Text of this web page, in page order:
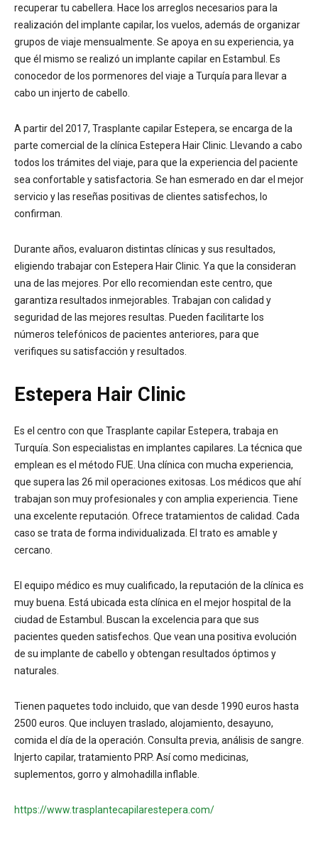
recuperar tu cabellera. Hace los arreglos necesarios para la
realización del implante capilar, los vuelos, además de organizar
grupos de viaje mensualmente. Se apoya en su experiencia, ya
que él mismo se realizó un implante capilar en Estambul. Es
conocedor de los pormenores del viaje a Turquía para llevar a
cabo un injerto de cabello.
A partir del 2017, Trasplante capilar Estepera, se encarga de la
parte comercial de la clínica Estepera Hair Clinic. Llevando a cabo
todos los trámites del viaje, para que la experiencia del paciente
sea confortable y satisfactoria. Se han esmerado en dar el mejor
servicio y las reseñas positivas de clientes satisfechos, lo
confirman.
Durante años, evaluaron distintas clínicas y sus resultados,
eligiendo trabajar con Estepera Hair Clinic. Ya que la consideran
una de las mejores. Por ello recomiendan este centro, que
garantiza resultados inmejorables. Trabajan con calidad y
seguridad de las mejores resultas. Pueden facilitarte los
números telefónicos de pacientes anteriores, para que
verifiques su satisfacción y resultados.
Estepera Hair Clinic
Es el centro con que Trasplante capilar Estepera, trabaja en
Turquía. Son especialistas en implantes capilares. La técnica que
emplean es el método FUE. Una clínica con mucha experiencia,
que supera las 26 mil operaciones exitosas. Los médicos que ahí
trabajan son muy profesionales y con amplia experiencia. Tiene
una excelente reputación. Ofrece tratamientos de calidad. Cada
caso se trata de forma individualizada. El trato es amable y
cercano.
El equipo médico es muy cualificado, la reputación de la clínica es
muy buena. Está ubicada esta clínica en el mejor hospital de la
ciudad de Estambul. Buscan la excelencia para que sus
pacientes queden satisfechos. Que vean una positiva evolución
de su implante de cabello y obtengan resultados óptimos y
naturales.
Tienen paquetes todo incluido, que van desde 1990 euros hasta
2500 euros. Que incluyen traslado, alojamiento, desayuno,
comida el día de la operación. Consulta previa, análisis de sangre.
Injerto capilar, tratamiento PRP. Así como medicinas,
suplementos, gorro y almohadilla inflable.
https://www.trasplantecapilarestepera.com/